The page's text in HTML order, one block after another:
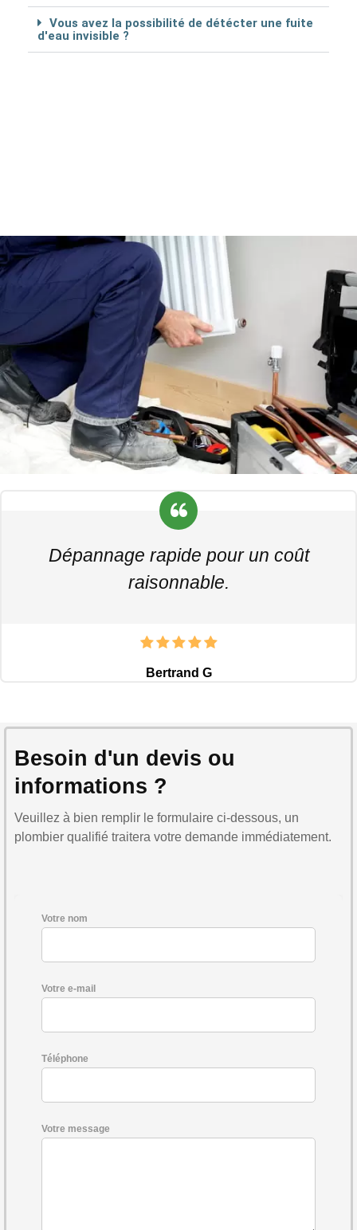
Vous avez la possibilité de détécter une fuite
d'eau invisible ?
Dépannage rapide pour un coût
raisonnable.
Bertrand G
Besoin d'un devis ou
informations ?
Veuillez à bien remplir le formulaire ci-dessous, un
plombier qualifié traitera votre demande immédiatement.
Votre nom
Votre e-mail
Téléphone
Votre message